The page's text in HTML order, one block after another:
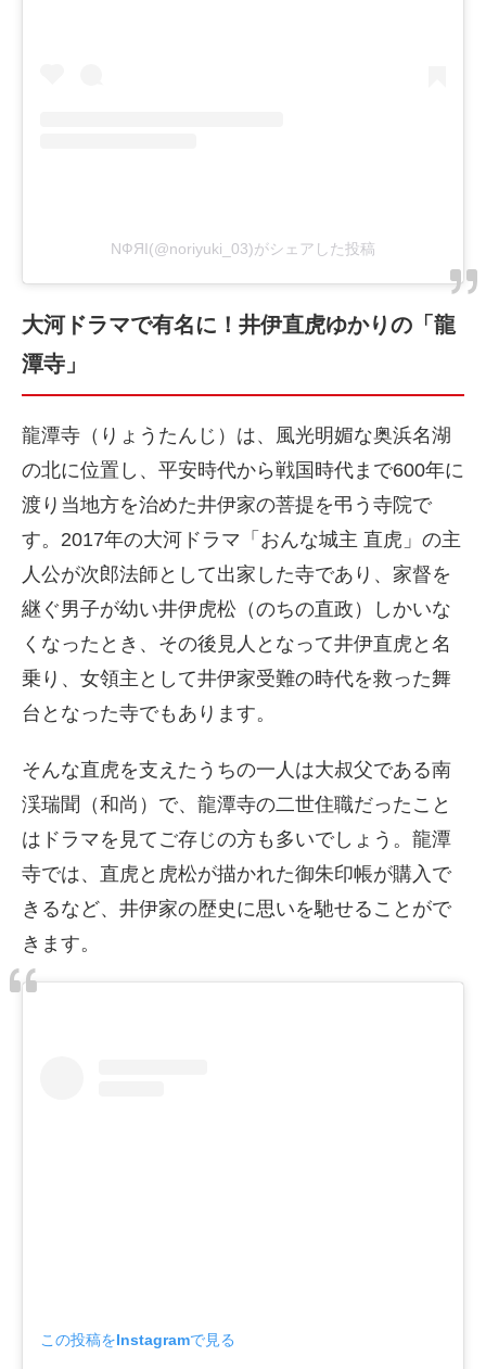
ΝФЯΙ(@noriyuki_03)がシェアした投稿
大河ドラマで有名に！井伊直虎ゆかりの「龍
潭寺」
龍潭寺（りょうたんじ）は、風光明媚な奥浜名湖
の北に位置し、平安時代から戦国時代まで600年に
渡り当地方を治めた井伊家の菩提を弔う寺院で
す。2017年の大河ドラマ「おんな城主 直虎」の主
人公が次郎法師として出家した寺であり、家督を
継ぐ男子が幼い井伊虎松（のちの直政）しかいな
くなったとき、その後見人となって井伊直虎と名
乗り、女領主として井伊家受難の時代を救った舞
台となった寺でもあります。
そんな直虎を支えたうちの一人は大叔父である南
渓瑞聞（和尚）で、龍潭寺の二世住職だったこと
はドラマを見てご存じの方も多いでしょう。龍潭
寺では、直虎と虎松が描かれた御朱印帳が購入で
きるなど、井伊家の歴史に思いを馳せることがで
きます。
この投稿をInstagramで見る